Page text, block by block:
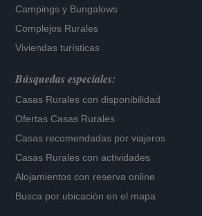
Campings y Bungalows
Complejos Rurales
Viviendas turísticas
Búsquedas especiales:
Casas Rurales con disponibilidad
Ofertas Casas Rurales
Casas recomendadas por viajeros
Casas Rurales con actividades
Alojamientos con reserva online
Busca por ubicación en el mapa